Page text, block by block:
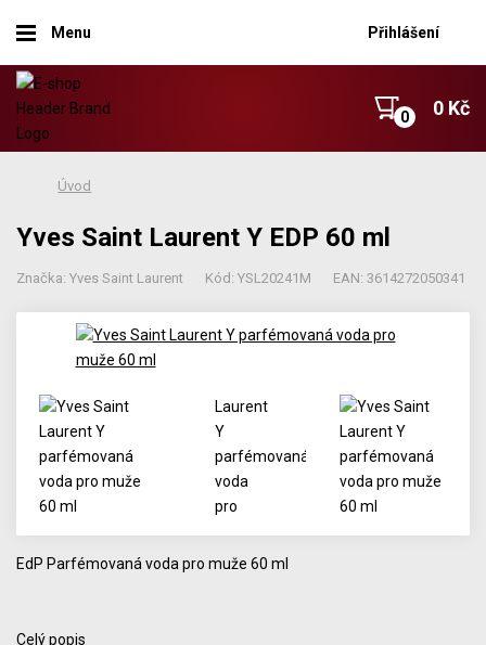
Menu Přihlášení
0 Kč
Úvod
Yves Saint Laurent Y EDP 60 ml
Značka: Yves Saint Laurent Kód: YSL20241M EAN: 3614272050341
EdP Parfémovaná voda pro muže 60 ml
Celý popis